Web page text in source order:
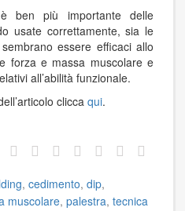
ben più importante delle
usate correttamente, sia le
essere efficaci allo
forza e massa muscolare e
all’abilità funzionale.
clicca qui.
, cedimento, dip,
muscolare, palestra, tecnica